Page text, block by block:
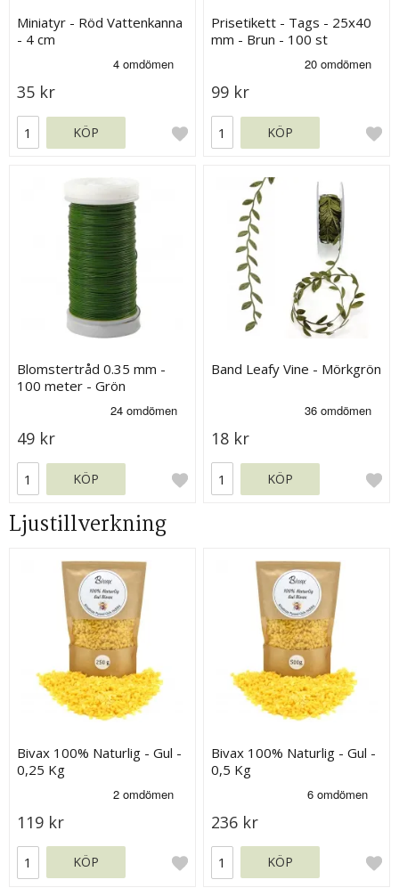
Miniatyr - Röd Vattenkanna
- 4 cm
35 kr
KÖP
Prisetikett - Tags - 25x40
mm - Brun - 100 st
99 kr
KÖP
Blomstertråd 0.35 mm -
100 meter - Grön
49 kr
KÖP
Band Leafy Vine - Mörkgrön
18 kr
KÖP
Ljustillverkning
Bivax 100% Naturlig - Gul -
0,25 Kg
119 kr
KÖP
Bivax 100% Naturlig - Gul -
0,5 Kg
236 kr
KÖP